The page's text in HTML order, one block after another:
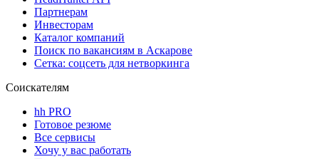
Партнерам
Инвесторам
Каталог компаний
Поиск по вакансиям в Аскарове
Сетка: соцсеть для нетворкинга
Соискателям
hh PRO
Готовое резюме
Все сервисы
Хочу у вас работать